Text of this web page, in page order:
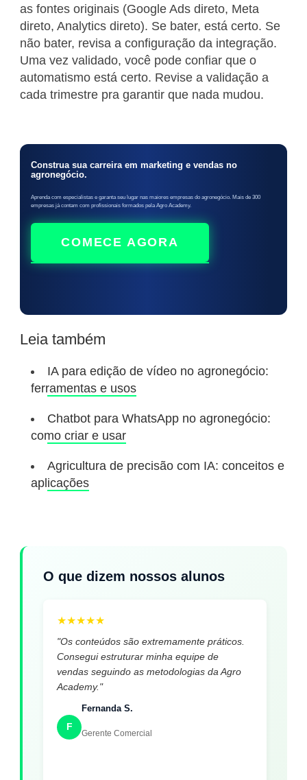
as fontes originais (Google Ads direto, Meta
direto, Analytics direto). Se bater, está certo. Se
não bater, revisa a configuração da integração.
Uma vez validado, você pode confiar que o
automatismo está certo. Revise a validação a
cada trimestre pra garantir que nada mudou.
Construa sua carreira em marketing e vendas no
agronegócio.
Aprenda com especialistas e garanta seu lugar nas maiores empresas do agronegócio. Mais de 300
empresas já contam com profissionais formados pela Agro Academy.
COMECE AGORA
Leia também
IA para edição de vídeo no agronegócio:
ferramentas e usos
Chatbot para WhatsApp no agronegócio:
como criar e usar
Agricultura de precisão com IA: conceitos e
aplicações
O que dizem nossos alunos
★★★★★
"Os conteúdos são extremamente práticos.
Consegui estruturar minha equipe de
vendas seguindo as metodologias da Agro
Academy."
F
Fernanda S.
Gerente Comercial